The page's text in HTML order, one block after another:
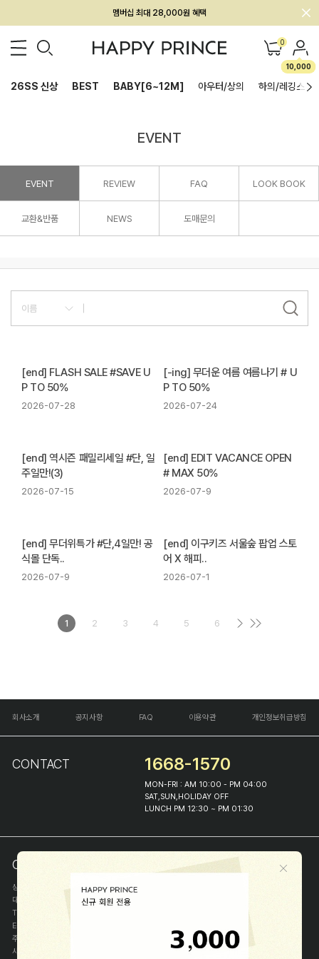
멤버십 최대 28,000원 혜택
0
10,000
26SS 신상 BEST BABY[6~12M] 아우터/상의 하의/레깅스
EVENT
EVENT REVIEW FAQ LOOK BOOK
교환&반품 NEWS 도매문의
[end] FLASH SALE #SAVE U
P TO 50%
2026-07-28
[-ing] 무더운 여름 여름나기 # U
P TO 50%
2026-07-24
[end] 역시즌 패밀리세일 #단, 일
주일만!(3)
2026-07-15
[end] EDIT VACANCE OPEN
# MAX 50%
2026-07-9
[end] 무더위특가 #단,4일만! 공
식몰 단독..
2026-07-9
[end] 이구키즈 서울숲 팝업 스토
어 X 해피..
2026-07-1
1 2 3 4 5 6
회사소개 공지사항 FAQ 이용약관 개인정보취급방침
CONTACT 1668-1570
MON-FRI : AM 10:00 - PM 04:00
SAT,SUN,HOLIDAY OFF
LUNCH PM 12:30 ~ PM 01:30
COMPANY INFO
상호
(주)해피프린스
대표
이화진
TEL
E-MAIL
주소
사업자등록번호